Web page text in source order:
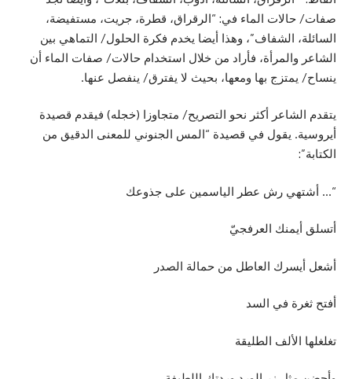
صفات/ حالات الماء في: “الرقراق، قطرة، جريت، مستفيضة،
السائلة، الشفاف”، وهذا أيضا يخدم فكرة الحلول/ التماهي بين
الشاعر والمرأة، فأراد من خلال استخدام حالات/ صفات الماء أن
ينساح/ يمتزج بها ومعها، بحيث لا يفترق/ ينفصل عنها.
يتقدم الشاعر أكثر نحو التصريح/ متجاوزا (خجله) فيقدم قصيدة
أيروسية. يقول في قصيدة “المس الجنوني للمعنى الدقيق من
الكتابة”:
“… أشتهي رش عطر الياسمين على جذوعك
أتسلق أيمنك العرفجيّ
أشعل أيسرك العاطل من حمالة الصدر
أفتح ثغرة في السد
تغلغلها الألف الطليقة